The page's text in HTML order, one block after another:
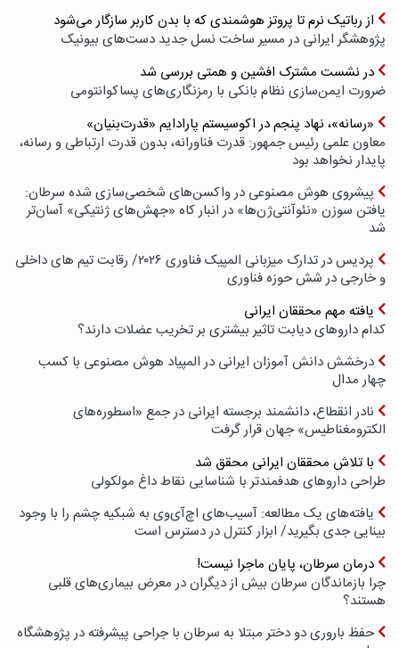
از رباتیک نرم تا پروتز هوشمندی که با بدن کاربر سازگار می‌شود
پژوهشگر ایرانی در مسیر ساخت نسل جدید دست‌های بیونیک
در نشست مشترک افشین و همتی بررسی شد
ضرورت ایمن‌سازی نظام بانکی با رمزنگاری‌های پسا‌کوانتومی
«رسانه»، نهاد پنجم در اکوسیستم پارادایم «قدرت‌بنیان»
معاون علمی رئیس جمهور: قدرت فناورانه، بدون قدرت ارتباطی و رسانه،
پایدار نخواهد بود
پیشروی هوش مصنوعی در واکسن‌های شخصی‌سازی شده سرطان:
یافتن سوزن «نئوآنتی‌ژن‌ها» در انبار کاه «جهش‌های ژنتیکی» آسان‌تر
شد
پردیس در تدارک میزبانی المپیک فناوری ۲۰۲۶/ رقابت تیم های داخلی
و خارجی در شش حوزه فناوری
یافته مهم محققان ایرانی
کدام داروهای دیابت تاثیر بیشتری بر تخریب عضلات دارند؟
درخشش دانش آموزان ایرانی در المپیاد هوش مصنوعی با کسب
چهار مدال
نادر انقطاع، دانشمند برجسته ایرانی در جمع «اسطوره‌های
الکترومغناطیس» جهان قرار گرفت
با تلاش محققان ایرانی محقق شد
طراحی داروهای هدفمندتر با شناسایی نقاط داغ مولکولی
یافته‌های یک مطالعه: آسیب‌های اچ‌آی‌وی به شبکیه چشم را با وجود
بینایی جدی بگیرید/ ابزار کنترل در دسترس است
درمان سرطان، پایان ماجرا نیست!
چرا بازماندگان سرطان بیش از دیگران در معرض بیماری‌های قلبی
هستند؟
حفظ باروری دو دختر مبتلا به سرطان با جراحی پیشرفته در پژوهشگاه